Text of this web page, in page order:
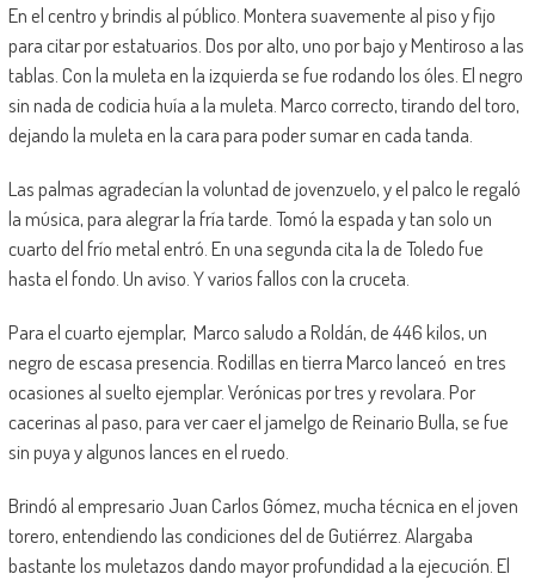
En el centro y brindis al público. Montera suavemente al piso y fijo
para citar por estatuarios. Dos por alto, uno por bajo y Mentiroso a las
tablas. Con la muleta en la izquierda se fue rodando los óles. El negro
sin nada de codicia huía a la muleta. Marco correcto, tirando del toro,
dejando la muleta en la cara para poder sumar en cada tanda.
Las palmas agradecían la voluntad de jovenzuelo, y el palco le regaló
la música, para alegrar la fría tarde. Tomó la espada y tan solo un
cuarto del frío metal entró. En una segunda cita la de Toledo fue
hasta el fondo. Un aviso. Y varios fallos con la cruceta.
Para el cuarto ejemplar, Marco saludo a Roldán, de 446 kilos, un
negro de escasa presencia. Rodillas en tierra Marco lanceó en tres
ocasiones al suelto ejemplar. Verónicas por tres y revolara. Por
cacerinas al paso, para ver caer el jamelgo de Reinario Bulla, se fue
sin puya y algunos lances en el ruedo.
Brindó al empresario Juan Carlos Gómez, mucha técnica en el joven
torero, entendiendo las condiciones del de Gutiérrez. Alargaba
bastante los muletazos dando mayor profundidad a la ejecución. El